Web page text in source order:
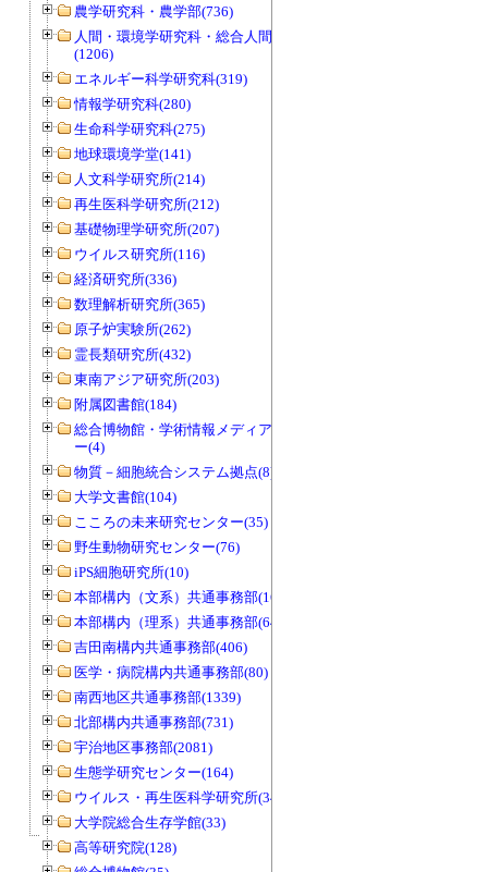
農学研究科・農学部(736)
人間・環境学研究科・総合人間学部
(1206)
エネルギー科学研究科(319)
情報学研究科(280)
生命科学研究科(275)
地球環境学堂(141)
人文科学研究所(214)
再生医科学研究所(212)
基礎物理学研究所(207)
ウイルス研究所(116)
経済研究所(336)
数理解析研究所(365)
原子炉実験所(262)
霊長類研究所(432)
東南アジア研究所(203)
附属図書館(184)
総合博物館・学術情報メディアセンタ
ー(4)
物質－細胞統合システム拠点(8)
大学文書館(104)
こころの未来研究センター(35)
野生動物研究センター(76)
iPS細胞研究所(10)
本部構内（文系）共通事務部(165)
本部構内（理系）共通事務部(646)
吉田南構内共通事務部(406)
医学・病院構内共通事務部(80)
南西地区共通事務部(1339)
北部構内共通事務部(731)
宇治地区事務部(2081)
生態学研究センター(164)
ウイルス・再生医科学研究所(34)
大学院総合生存学館(33)
高等研究院(128)